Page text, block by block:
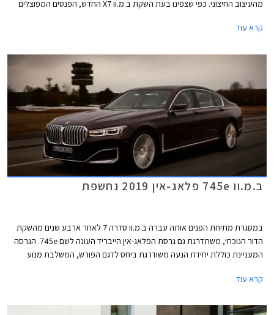
מהעיצוב החיצוני. כפי שצפינו בעת השקת ב.מ.וו X7 החדש, הפנסים המפוצלים
המשלב שלל כונסי אוויר, נוצרת חזית מעט קשה לעיכול. הדופן בניגוד לכך מציגה
בהתאם לרמת הגימור. חלק מהגרסאות יוצעו בצביעה דו-גונית מקו המותניים
ומעלה. גם הזנב מציג מראה נקי יחסית, עם יחידות תאורה צרות ולוחית רישוי
שנדדה מדלת תא המטען אל הפגוש שעיצובו משתנה בהתאם לרמת הגימור.
קרא עוד
ב.מ.וו 745e פלאג-אין 2019 נחשפת
במסגרת מתיחת הפנים אותה עברה ב.מ.וו סדרה 7 לאחר ארבע שנים מהשקת
הדור הנוכחי, משתדרגת גם גרסת הפלאג-אין הייבריד העונה לשם 745e. הגרסה
המעניינת כוללת יחידת הנעה משודרגת ביחס לדגם הפורש, המשלבת מנוע
ומספק תאוצה 0-100 קמ"ש תוך 5.2 שניות, וצריכת דלק של 2.1 ליטר ל- 100
קרא עוד